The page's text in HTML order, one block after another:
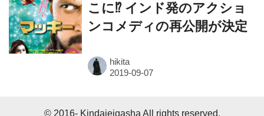
こに⁉ インド発のアクショ
ンコメディの再公開が決定
hikita
© 2016- Kindaieigasha All rights reserved.